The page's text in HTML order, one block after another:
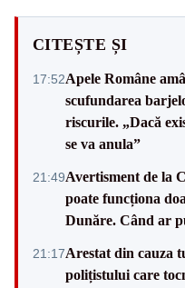
CITEȘTE ȘI
17:52Apele Române
scufundarea
riscurile. „Dacă
se va anula”
21:49Avertisment de la
poate funcționa
Dunăre. Când ar
21:17Arestat din cauza
polițistului care